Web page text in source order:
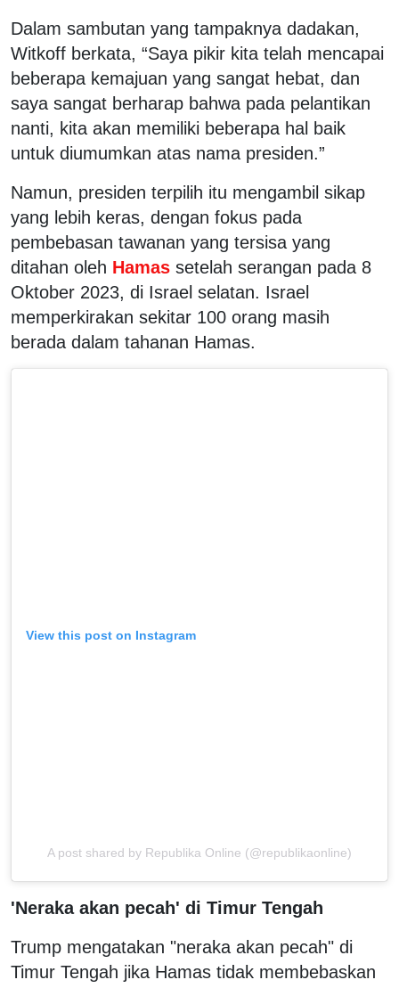
Dalam sambutan yang tampaknya dadakan,
Witkoff berkata, “Saya pikir kita telah mencapai
beberapa kemajuan yang sangat hebat, dan
saya sangat berharap bahwa pada pelantikan
nanti, kita akan memiliki beberapa hal baik
untuk diumumkan atas nama presiden.”
Namun, presiden terpilih itu mengambil sikap
yang lebih keras, dengan fokus pada
pembebasan tawanan yang tersisa yang
ditahan oleh Hamas setelah serangan pada 8
Oktober 2023, di Israel selatan. Israel
memperkirakan sekitar 100 orang masih
berada dalam tahanan Hamas.
View this post on Instagram
A post shared by Republika Online (@republikaonline)
'Neraka akan pecah' di Timur Tengah
Trump mengatakan "neraka akan pecah" di
Timur Tengah jika Hamas tidak membebaskan